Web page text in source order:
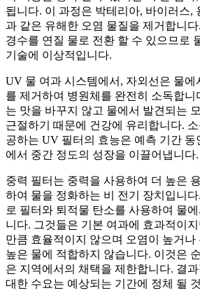
됩니다. 이 과정은 박테리아, 바이러스,
과 같은 유해한 오염 물질을 제거합니
경수를 연질 물로 전환 할 수 있으므로
기술에 이상적입니다.
UV 물 여과 시스템에서, 자외선은 물에
를 제거하여 병원체를 완전히 소독합니
는 맛을 바꾸지 않고 물에서 발견되는
근절하기 때문에 건강에 유리합니다.
공하는 UV 필터의 효능은 예측 기간 동
에서 중간 정도의 성장을 이끌어냅니다.
중력 필터는 중력을 사용하여 더 높은
하여 물을 정화하는 비 전기 장치입니
로 필터와 퇴적물 탄소를 사용하여 물
니다. 그것들은 기본 여과에 효과적이
만큼 효율적이지 않으며 오염이 높거나
높은 물에 적합하지 않습니다. 이것은
은 지역에서의 채택을 제한합니다. 결
대한 수요는 예상되는 기간에 정체 될